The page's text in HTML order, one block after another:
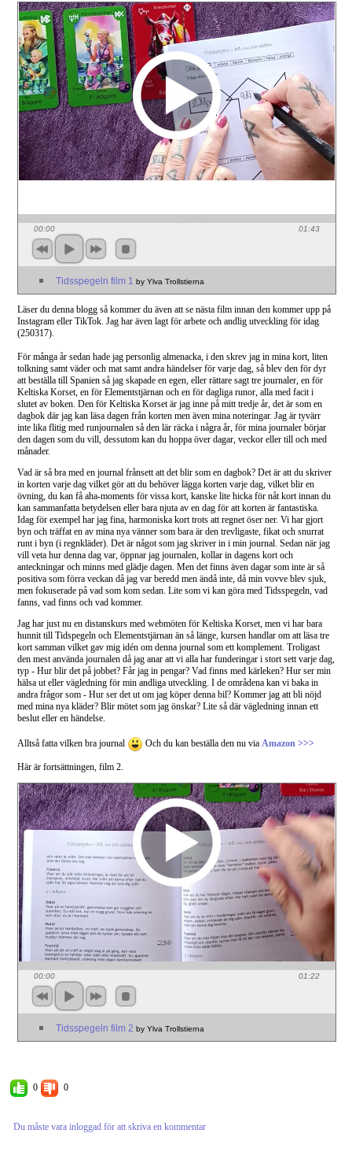
00:00 01:43
Tidsspegeln film 1 by Ylva Trollstierna
Läser du denna blogg så kommer du även att se nästa film innan den kommer upp på
Instagram eller TikTok. Jag har även lagt för arbete och andlig utveckling för idag
(250317).
För många år sedan hade jag personlig almenacka, i den skrev jag in mina kort, liten
tolkning samt väder och mat samt andra händelser för varje dag, så blev den för dyr
att beställa till Spanien så jag skapade en egen, eller rättare sagt tre journaler, en för
Keltiska Korset, en för Elementstjärnan och en för dagliga runor, alla med facit i
slutet av boken. Den för Keltiska Korset är jag inne på mitt tredje år, det är som en
dagbok där jag kan läsa dagen från korten men även mina noteringar. Jag är tyvärr
inte lika flitig med runjournalen så den lär räcka i några år, för mina journaler börjar
den dagen som du vill, dessutom kan du hoppa över dagar, veckor eller till och med
månader.
Vad är så bra med en journal frånsett att det blir som en dagbok? Det är att du skriver
in korten varje dag vilket gör att du behöver lägga korten varje dag, vilket blir en
övning, du kan få aha-moments för vissa kort, kanske lite hicka för nåt kort innan du
kan sammanfatta betydelsen eller bara njuta av en dag för att korten är fantastiska.
Idag för exempel har jag fina, harmoniska kort trots att regnet öser ner. Vi har gjort
byn och träffat en av mina nya vänner som bara är den trevligaste, fikat och snurrat
runt i byn (i regnkläder). Det är något som jag skriver in i min journal. Sedan när jag
vill veta hur denna dag var, öppnar jag journalen, kollar in dagens kort och
anteckningar och minns med glädje dagen. Men det finns även dagar som inte är så
positiva som förra veckan då jag var beredd men ändå inte, då min vovve blev sjuk,
men fokuserade på vad som kom sedan. Lite som vi kan göra med Tidsspegeln, vad
fanns, vad finns och vad kommer.
Jag har just nu en distanskurs med webmöten för Keltiska Korset, men vi har bara
hunnit till Tidspegeln och Elementstjärnan än så länge, kursen handlar om att läsa tre
kort samman vilket gav mig idén om denna journal som ett komplement. Troligast
den mest använda journalen då jag anar att vi alla har funderingar i stort sett varje dag,
typ - Hur blir det på jobbet? Får jag in pengar? Vad finns med kärleken? Hur ser min
hälsa ut eller vägledning för min andliga utveckling. I de områdena kan vi baka in
andra frågor som - Hur ser det ut om jag köper denna bil? Kommer jag att bli nöjd
med mina nya kläder? Blir mötet som jag önskar? Lite så där vägledning innan ett
beslut eller en händelse.
Alltså fatta vilken bra journal Och du kan beställa den nu via Amazon >>>
Här är fortsättningen, film 2.
00:00 01:22
Tidsspegeln film 2 by Ylva Trollstierna
0 0
Du måste vara inloggad för att skriva en kommentar